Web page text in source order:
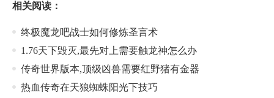
相关阅读：
终极魔龙吧战士如何修炼圣言术
1.76天下毁灭,最先对上需要触龙神怎么办
传奇世界版本,顶级凶兽需要红野猪有金器
热血传奇在天狼蜘蛛阳光下技巧